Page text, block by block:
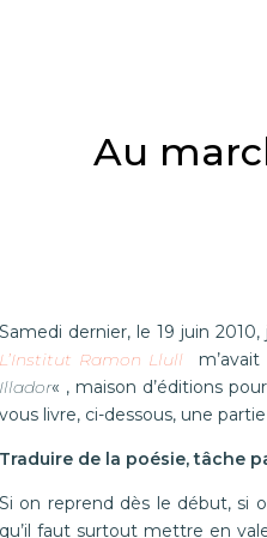
Au
Samedi dernier, le 19 juin
L’Institut Ramon Llull
Illador« , maison d’éditions
vous livre, ci-dessous, une
Traduire de la poésie, tâche
Si on reprend dès le début, si
qu’il faut surtout mettre en